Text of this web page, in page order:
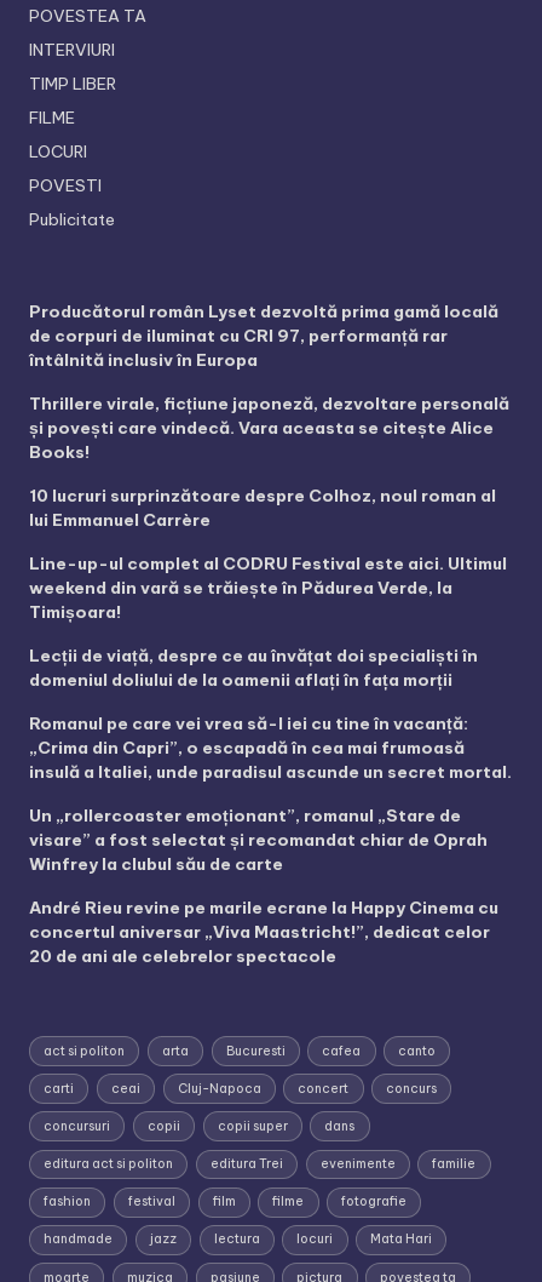
POVESTEA TA
INTERVIURI
TIMP LIBER
FILME
LOCURI
POVESTI
Publicitate
Producătorul român Lyset dezvoltă prima gamă locală
de corpuri de iluminat cu CRI 97, performanță rar
întâlnită inclusiv în Europa
Thrillere virale, ficțiune japoneză, dezvoltare personală
și povești care vindecă. Vara aceasta se citește Alice
Books!
10 lucruri surprinzătoare despre Colhoz, noul roman al
lui Emmanuel Carrère
Line-up-ul complet al CODRU Festival este aici. Ultimul
weekend din vară se trăiește în Pădurea Verde, la
Timișoara!
Lecții de viață, despre ce au învățat doi specialiști în
domeniul doliului de la oamenii aflați în fața morții
Romanul pe care vei vrea să-l iei cu tine în vacanță:
„Crima din Capri”, o escapadă în cea mai frumoasă
insulă a Italiei, unde paradisul ascunde un secret mortal.
Un „rollercoaster emoționant”, romanul „Stare de
visare” a fost selectat și recomandat chiar de Oprah
Winfrey la clubul său de carte
André Rieu revine pe marile ecrane la Happy Cinema cu
concertul aniversar „Viva Maastricht!”, dedicat celor
20 de ani ale celebrelor spectacole
act si politon arta Bucuresti cafea canto
carti ceai Cluj-Napoca concert concurs
concursuri copii copii super dans
editura act si politon editura Trei evenimente familie
fashion festival film filme fotografie
handmade jazz lectura locuri Mata Hari
moarte muzica pasiune pictura povestea ta